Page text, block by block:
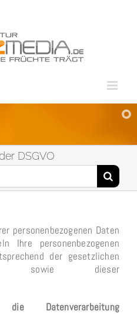
DSGVO
personenbezogenen Daten
Ihre personenbezogenen
der gesetzlichen
sowie dieser
Datenverarbeitung